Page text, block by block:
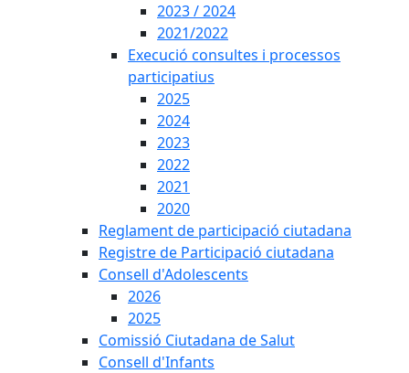
2023 / 2024
2021/2022
Execució consultes i processos
participatius
2025
2024
2023
2022
2021
2020
Reglament de participació ciutadana
Registre de Participació ciutadana
Consell d'Adolescents
2026
2025
Comissió Ciutadana de Salut
Consell d'Infants